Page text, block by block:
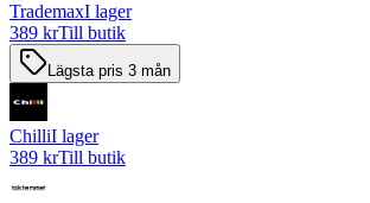
TrademaxI lager
389 krTill butik
Lägsta pris 3 mån
ChilliI lager
389 krTill butik